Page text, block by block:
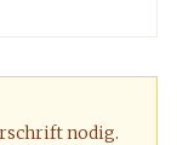
nodig.